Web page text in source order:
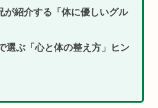
が紹介する「体に優しいグル
選ぶ「心と体の整え方」ヒン